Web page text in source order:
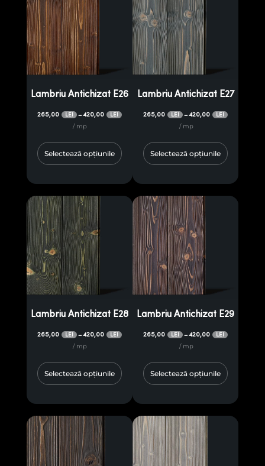
Lambriu Antichizat E26
265,00 LEI –420,00 LEI
/ mp
Selectează opțiunile
Lambriu Antichizat E27
265,00 LEI –420,00 LEI
/ mp
Selectează opțiunile
Lambriu Antichizat E28
265,00 LEI –420,00 LEI
/ mp
Selectează opțiunile
Lambriu Antichizat E29
265,00 LEI –420,00 LEI
/ mp
Selectează opțiunile